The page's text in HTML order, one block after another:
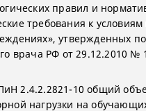
правил и
требования к
утвержденных
врача РФ от 29.12.2010
2.4.2.2821-10 общий
нагрузки на